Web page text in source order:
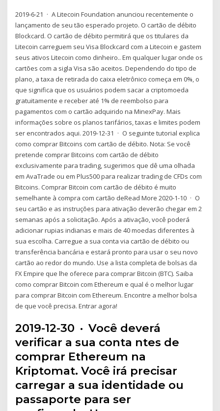
2019-6-21 · A Litecoin Foundation anunciou recentemente o
lançamento de seu tão esperado projeto. O cartão de débito
Blockcard. O cartão de débito permitirá que os titulares da
Litecoin carreguem seu Visa Blockcard com a Litecoin e gastem
seus ativos Litecoin como dinheiro.. Em qualquer lugar onde os
cartões com a sigla Visa são aceitos. Dependendo do tipo de
plano, a taxa de retirada do caixa eletrônico começa em 0%, o
que significa que os usuários podem sacar a criptomoeda
gratuitamente e receber até 1% de reembolso para
pagamentos com o cartão adquirido na MinexPay. Mais
informações sobre os planos tarifários, taxas e limites podem
ser encontrados aqui. 2019-12-31 · O seguinte tutorial explica
como comprar Bitcoins com cartão de débito. Nota: Se você
pretende comprar Bitcoins com cartão de débito
exclusivamente para trading, sugerimos que dê uma olhada
em AvaTrade ou em Plus500 para realizar trading de CFDs com
Bitcoins. Comprar Bitcoin com cartão de débito é muito
semelhante à compra com cartão deRead More 2020-1-10 · O
seu cartão e as instruções para ativação deverão chegar em 2
semanas após a solicitação. Após a ativação, você poderá
adicionar rupias indianas e mais de 40 moedas diferentes à
sua escolha. Carregue a sua conta via cartão de débito ou
transferência bancária e estará pronto para usar o seu novo
cartão ao redor do mundo. Use a lista completa de bolsas da
FX Empire que lhe oferece para comprar Bitcoin (BTC). Saiba
como comprar Bitcoin com Ethereum e qual é o melhor lugar
para comprar Bitcoin com Ethereum. Encontre a melhor bolsa
de que você precisa. Entrar agora!
2019-12-30 · Você deverá
verificar a sua conta ntes de
comprar Ethereum na
Kriptomat. Você irá precisar
carregar a sua identidade ou
passaporte para ser